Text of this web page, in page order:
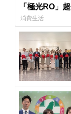
「極光RO」
消費生活